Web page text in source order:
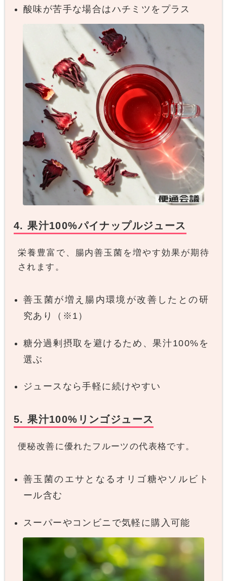
酸味が苦手な場合はハチミツをプラス
4. 果汁100%パイナップルジュース
栄養豊富で、腸内善玉菌を増やす効果が期待
されます。
善玉菌が増え腸内環境が改善したとの研
究あり（※1）
糖分過剰摂取を避けるため、果汁100%を
選ぶ
ジュースなら手軽に続けやすい
5. 果汁100%リンゴジュース
便秘改善に優れたフルーツの代表格です。
善玉菌のエサとなるオリゴ糖やソルビト
ール含む
スーパーやコンビニで気軽に購入可能